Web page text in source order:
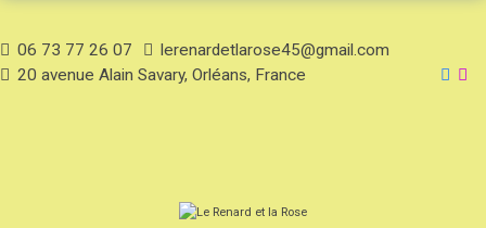
06 73 77 26 07
lerenardetlarose45@gmail.com
20 avenue Alain Savary, Orléans, France